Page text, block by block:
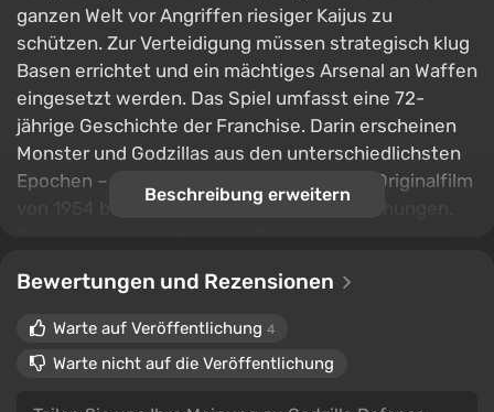
ganzen Welt vor Angriffen riesiger Kaijus zu
schützen. Zur Verteidigung müssen strategisch klug
Basen errichtet und ein mächtiges Arsenal an Waffen
eingesetzt werden. Das Spiel umfasst eine 72-
jährige Geschichte der Franchise. Darin erscheinen
Monster und Godzillas aus den unterschiedlichsten
Epochen – angefangen beim klassischen Originalfilm
von 1954 bis hin zu modernen Veröffentlichungen.
Beschreibung erweitern
Bewertungen und Rezensionen
Warte auf Veröffentlichung 4
Warte nicht auf die Veröffentlichung